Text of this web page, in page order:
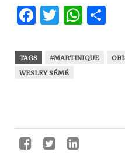
Facebook
Twitter
TAGS #MARTINIQUE
WESLEY SÉMÉ